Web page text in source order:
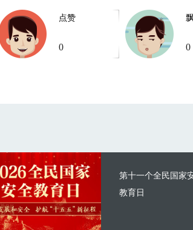
点赞
0 0
第十一个全民国家
教育日